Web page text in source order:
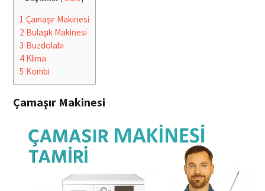
1 Çamaşır Makinesi
2 Bulaşık Makinesi
3 Buzdolabı
4Klima
5 Kombi
Çamaşır Makinesi